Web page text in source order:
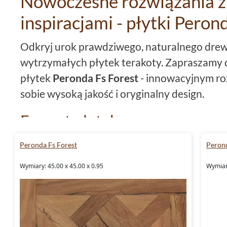
inspiracjami - płytki
Odkryj urok prawdziwego, naturalnego
wytrzymałych płytek terakoty. Zapraszamy
płytek Peronda Fs Forest - innowacyjnym
sobie wysoką jakość i oryginalny design.
Format płytek
Kolekcjapłytki Peronda Fs Forest
Rodzaj materiału
Materiałem, z którego wykonano płytki, jest
Peronda Fs Forest
Wymiary: 45.00 x 45.00 x 0.95